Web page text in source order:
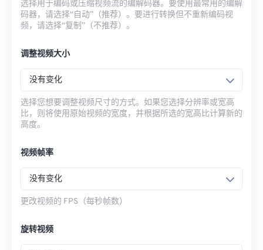
选择用于编码或压缩视频流的编解码器。要使用最常用的编解
码器，请选择“自动”（推荐）。要进行转换但不重新编码视
频，请选择“复制”（不推荐）。
调整视频大小
没有变化
选择您想要调整视频尺寸的方式。如果您选择分辨率或宽高
比，则将使用原始视频的宽度，并根据所选的宽高比计算新的
高度。
视频帧率
没有变化
更改视频的 FPS（每秒帧数）
旋转视频